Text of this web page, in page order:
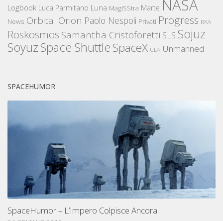
Logbook Luca Parmitano Luna MagISStra Marte NASA
News Orbital Orion Paolo Nespoli Privati Progress RKA
Roskosmos Samantha Cristoforetti SLS Sojuz
SoyuzSpace ShuttleSpaceX ULA Unmanned
SPACEHUMOR
SpaceHumor – L’Impero Colpisce Ancora